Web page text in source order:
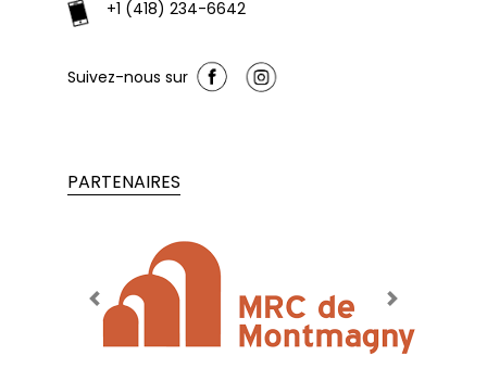
+1 (418) 234-6642
Suivez-nous sur
PARTENAIRES
Previous Next